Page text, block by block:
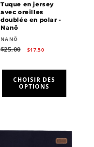
Tuque en jersey
avec oreilles
doublée en polar -
Nanö
Fournisseur :
NANÖ
Prix
$25.00
Prix
$17.50
CHOISIR DES
OPTIONS